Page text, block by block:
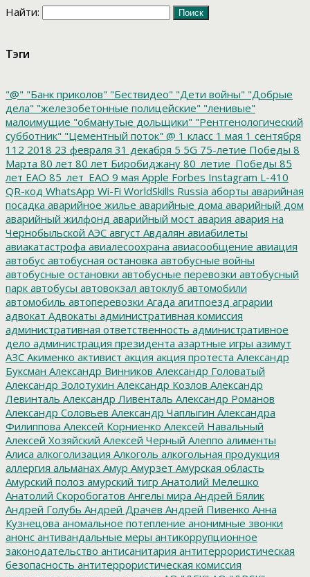
Найти:
Тэги
"@" "Банк приколов" "Бествидео" "Дети войны" "Добрые
дела" "железобетонные полицейские" "ленивые"
малоимущие "обманутые дольщики" "Рентгенологический
субботник" "Цементный поток" @ 1 класс 1 мая 1 сентября
112 2018 23 февраля 31 декабря 5 5G 75-летие Победы 8
Марта 80 лет 80 лет Биробиджану 80_летие_Победы 85
лет ЕАО 85_лет_ЕАО 9 мая Apple Forbes Instagram L-410
QR-код WhatsApp Wi-Fi WorldSkills Russia аборты аварийная
посадка аварийное жилье аварийные дома аварийный дом
аварийный жилфонд аварийный мост авария авария на
Чернобыльской АЭС август Авдалян авиабилеты
авиакатастрофа авиалесоохрана авиасообщение авиация
автобус автобусная остановка автобусные войны
автобусные остановки автобусные перевозки автобусный
парк автобусы автовокзал автоклуб автомобили
автомобиль автоперевозки Агада агитпоезд аграрии
адвокат Адвокаты административная комиссия
административная ответственность административное
дело администрация президента азартные игры азимут
АЗС Акименко активист акция акция протеста Александр
Буксман Александр Винников Александр Головатый
Александр Золотухин Александр Козлов Александр
Левинталь Александр Ливенталь Александр Романов
Александр Соловьев Александр Чаплыгин Александра
Филиппова Алексей Корниенко Алексей Навальный
Алексей Хозяйский Алексей Черный Алеппо алименты
Алиса алкоголизация Алкоголь алкогольная продукция
аллергия альманах Амур Амурзет Амурская область
Амурский полоз амурский тигр Анатолий Мелешко
Анатолий Скоробогатов Ангелы мира Андрей Бялик
Андрей Голубь Андрей Драчев Андрей Пивенко Анна
Кузнецова аномальное потепление анонимные звонки
анонс антивандальные меры антикоррупционное
законодательство антисанитария антитеррористическая
безопасность антитеррористическая комиссия